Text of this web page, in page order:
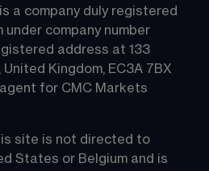
a company duly registered
under company number
address at 133
Kingdom, EC3A 7BX
for CMC Markets
site is not directed to
States or Belgium and is